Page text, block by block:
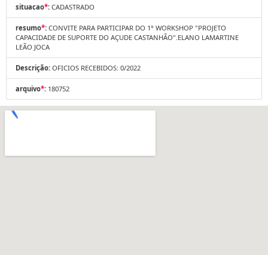
situacao*: CADASTRADO
resumo*: CONVITE PARA PARTICIPAR DO 1° WORKSHOP "PROJETO
CAPACIDADE DE SUPORTE DO AÇUDE CASTANHÃO".ELANO LAMARTINE
LEÃO JOCA
Descrição: OFICIOS RECEBIDOS: 0/2022
arquivo*: 180752